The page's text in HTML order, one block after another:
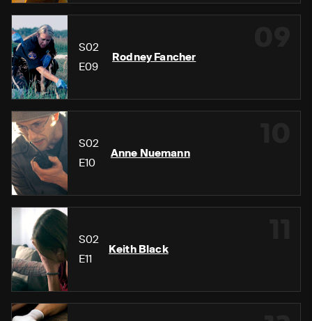
S02
E09
Rodney Fancher
S02
E10
Anne Nuemann
S02
E11
Keith Black